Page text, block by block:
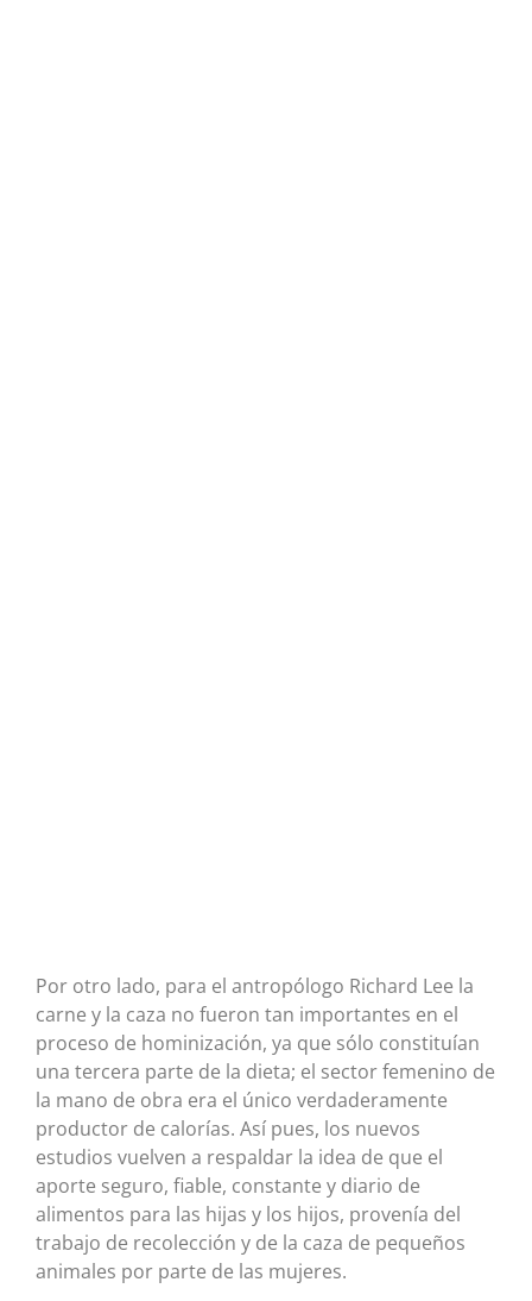
Por otro lado, para el antropólogo Richard Lee la
carne y la caza no fueron tan importantes en el
proceso de hominización, ya que sólo constituían
una tercera parte de la dieta; el sector femenino de
la mano de obra era el único verdaderamente
productor de calorías. Así pues, los nuevos
estudios vuelven a respaldar la idea de que el
aporte seguro, fiable, constante y diario de
alimentos para las hijas y los hijos, provenía del
trabajo de recolección y de la caza de pequeños
animales por parte de las mujeres.